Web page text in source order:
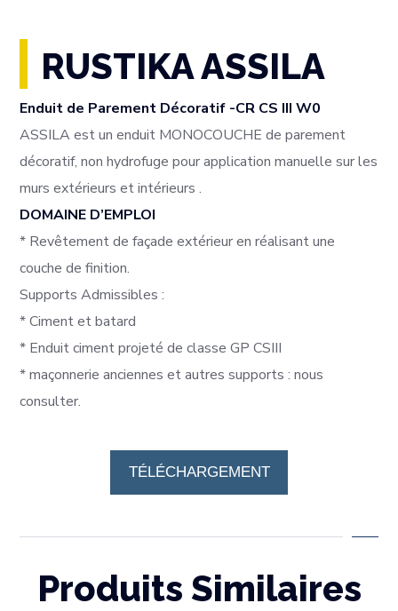
RUSTIKA ASSILA
Enduit de Parement Décoratif -CR CS III W0
ASSILA est un enduit MONOCOUCHE de parement
décoratif, non hydrofuge pour application manuelle sur les
murs extérieurs et intérieurs .
DOMAINE D’EMPLOI
* Revêtement de façade extérieur en réalisant une
couche de finition.
Supports Admissibles :
* Ciment et batard
* Enduit ciment projeté de classe GP CSIII
* maçonnerie anciennes et autres supports : nous
consulter.
TÉLÉCHARGEMENT
Rustika assila
Fiche Technique
Produits Similaires